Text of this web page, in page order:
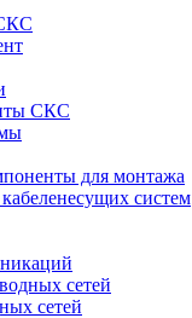
СКС
для монтажа
систем
сетей
сетей